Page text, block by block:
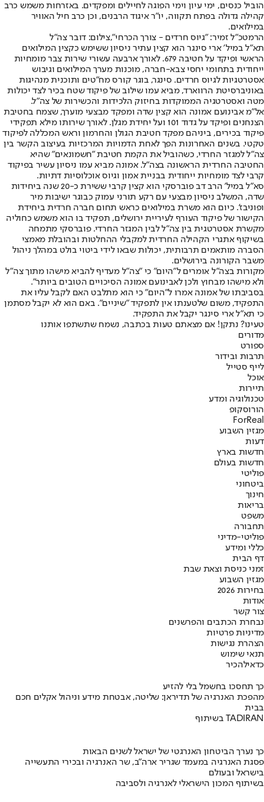
הוביל כנסים, ימי עיון וימי הפוגה לחיילים ומפקדים. באזרחות משמש כרב
קהילה גדולה בפתח תקווה, יו״ר איגוד הרבנים, וכן כרב חיל האוויר
במילואים.
הרמטכ"ל זמיר: "גיוס חרדים - צורך הכרחי",צילום: דובר צה"ל
תא"ל במיל׳ ארי סינגר הוא קצין עתיר ניסיון ששימש כקצין המילואים
הראשי ופיקד על חטיבה 679. לאורך ארבעה עשורי שירות צבר מומחיות
ייחודית בתחומי יחסי צבא-חברה, מוכנות מערך המילואים וגיבוש
אסטרטגיות לגיוס חרדים. סינגר, בוגר קורס מח"טים ותוכנית מנהיגות
באוניברסיטת הרווארד, מביא עמו שילוב של פיקוד שטח בכיר לצד יכולות
מטה ואסטרטגיה הממוקדות בחיזוק הלכידות והכשירות של צה"ל.
אל"מ אבינועם אמונה הוא קצין שדה ומפקד מבצעי מוערך, שצמח בחטיבת
הצנחנים ופיקד על גדוד 101 ועל יחידת מגלן. לאורך שירותו מילא תפקידי
פיקוד בכירים, ביניהם מפקד חטיבת הגולן והחרמון וראש המכללה לפיקוד
טקטי. בשנים האחרונות הפך לאחת הדמויות המרכזיות בעיצוב הקשר בין
צה"ל למגזר החרדי, כשהוביל את הקמת חטיבת "חשמונאים" שהיא
החטיבה החרדית הראשונה בצה"ל. אמונה מביא עמו ניסיון עשיר בפיקוד
קרבי לצד מומחיות ייחודית בבניית אמון וגיוס אוכלוסיות דתיות.
סא"ל במיל' הרב דב פוברסקי הוא קצין קרבי ששירת כ-20 שנה ביחידות
שדה, המשלב ניסיון מבצעי עם רקע תורני עמוק כבוגר ישיבות מיר
ופוניבז'. כיום הוא משרת במילואים כראש תחום חברה חרדית ביחידת
הקישור של פיקוד העורף לעיריית ירושלים, תפקיד בו הוא משמש כחוליה
מקשרת אסטרטגית בין צה"ל לבין המגזר החרדי. פוברסקי מתמחה
בשיקוף אתגרי הקהילה החרדית למקבלי ההחלטות ובהובלת מאמצי
הסברה מותאמים תרבותית, יכולות שבאו לידי ביטוי בולט במהלך ניהול
משבר הקורונה בירושלים.
מקורות בצה״ל אומרים ל״היום״ כי ״צה״ל מעדיף להביא מישהו מתוך צה״ל
ולא מישהו מבחוץ ולכן לאבינועם אמונה הסיכויים הטובים ביותר״.
בסביבתו של אמונה אמרו ל״היום״ כי הוא מתלבט האם לקבל עליו את
התפקיד, משום שלטענתו אין לתפקיד "שיניים". באם הוא לא יקבל מסתמן
כי תא״ל ארי סינגר יקבל את התפקיד.
טעינו? נתקן! אם מצאתם טעות בכתבה, נשמח שתשתפו אותנו
מדורים
ספורט
תרבות ובידור
לייף סטייל
אוכל
תיירות
טכנולוגיה ומדע
הורוסקופ
ForReal
מגזין השבוע
דעות
חדשות בארץ
חדשות בעולם
פוליטי
ביטחוני
חינוך
בריאות
משפט
תחבורה
פוליטי-מדיני
כללי ומידע
דף הבית
זמני כניסת וצאת שבת
מגזין השבוע
בחירות 2026
אודות
צור קשר
נבחרת הכתבים והפרשנים
מדיניות פרטיות
הצהרת נגישות
תנאי שימוש
כדאילהכיר
כך תחסכו בחשמל בלי להזיע
מהפכת האנרגיה של תדיראן: שליטה, אבטחת מידע וניהול אקלים חכם
בבית
בשיתוף TADIRAN
כך נערך הביטחון האנרגטי של ישראל לשנים הבאות
פסגת האנרגיה במעמד שגריר ארה"ב, שר האנרגיה ובכירי התעשייה
בישראל ובעולם
בשיתוף המכון הישראלי לאנרגיה ולסביבה